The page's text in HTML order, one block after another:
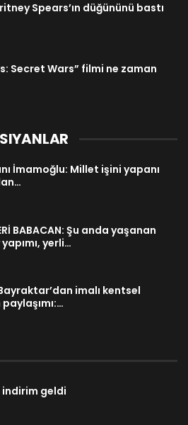
Spears’ın düğününü bastı
Secret Wars” filmi ne zaman
İmamoğlu: Millet işini yapanı
BABACAN: Şu anda yaşanan
yerli…
imalı kentsel
geldi